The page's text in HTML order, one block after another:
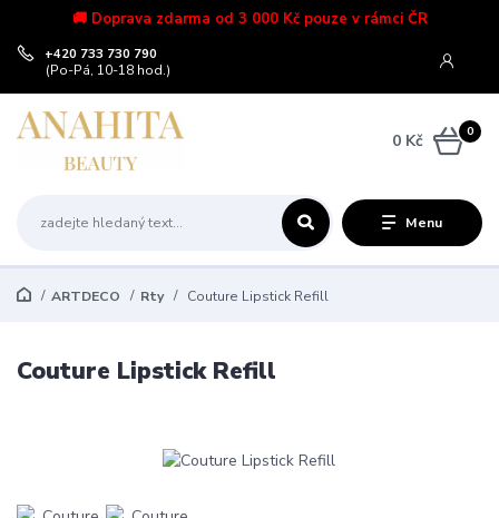
🚚 Doprava zdarma od 3 000 Kč pouze v rámci ČR
Menu
+420 733 730 790
(Po-Pá, 10-18 hod.)
0
0 Kč
ARTDECO Rty Couture Lipstick Refill
Couture Lipstick Refill